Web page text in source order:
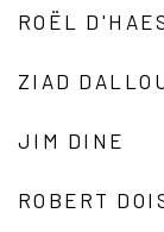
ROËL
ZIAD
JIM DINE
ROBERT